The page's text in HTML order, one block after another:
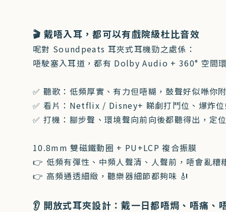
🎬 戴唔入耳，都可以有戲院級杜比音效
呢對 Soundpeats 耳夾式耳機勁之處係：
唔駛塞入耳道，都有 Dolby Audio + 360° 空間
✅ 聽歌：低頻厚實、有力但唔糊，鼓聲好似喺你
✅ 看片：Netflix / Disney+ 睇劇打鬥位、爆炸位
✅ 打機：腳步聲、環境聲向前向後都聽得出，定
10.8mm 雙磁鐵動圈 + PU+LCP 複合振膜
👉 低頻有彈性、中頻人聲清、人聲前，唔會亂糟
👉 高頻通透細緻，聽樂器細節都夠味 🎻
👂 開放式耳夾設計：戴一日都唔焗、唔痛、